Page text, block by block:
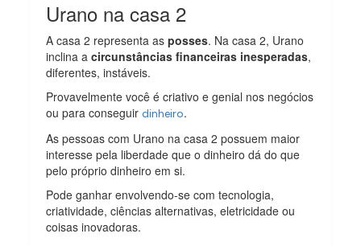
Urano na casa 2
A casa 2 representa asposses. Na casa 2, Urano
inclina acircunstâncias financeiras inesperadas,
diferentes, instáveis.
Provavelmente você é criativo e genial nos negócios
ou para conseguirdinheiro.
As pessoas com Urano na casa 2 possuem maior
interesse pela liberdade que o dinheiro dá do que
pelo próprio dinheiro em si.
Pode ganhar envolvendo-se com tecnologia,
criatividade, ciências alternativas, eletricidade ou
coisas inovadoras.